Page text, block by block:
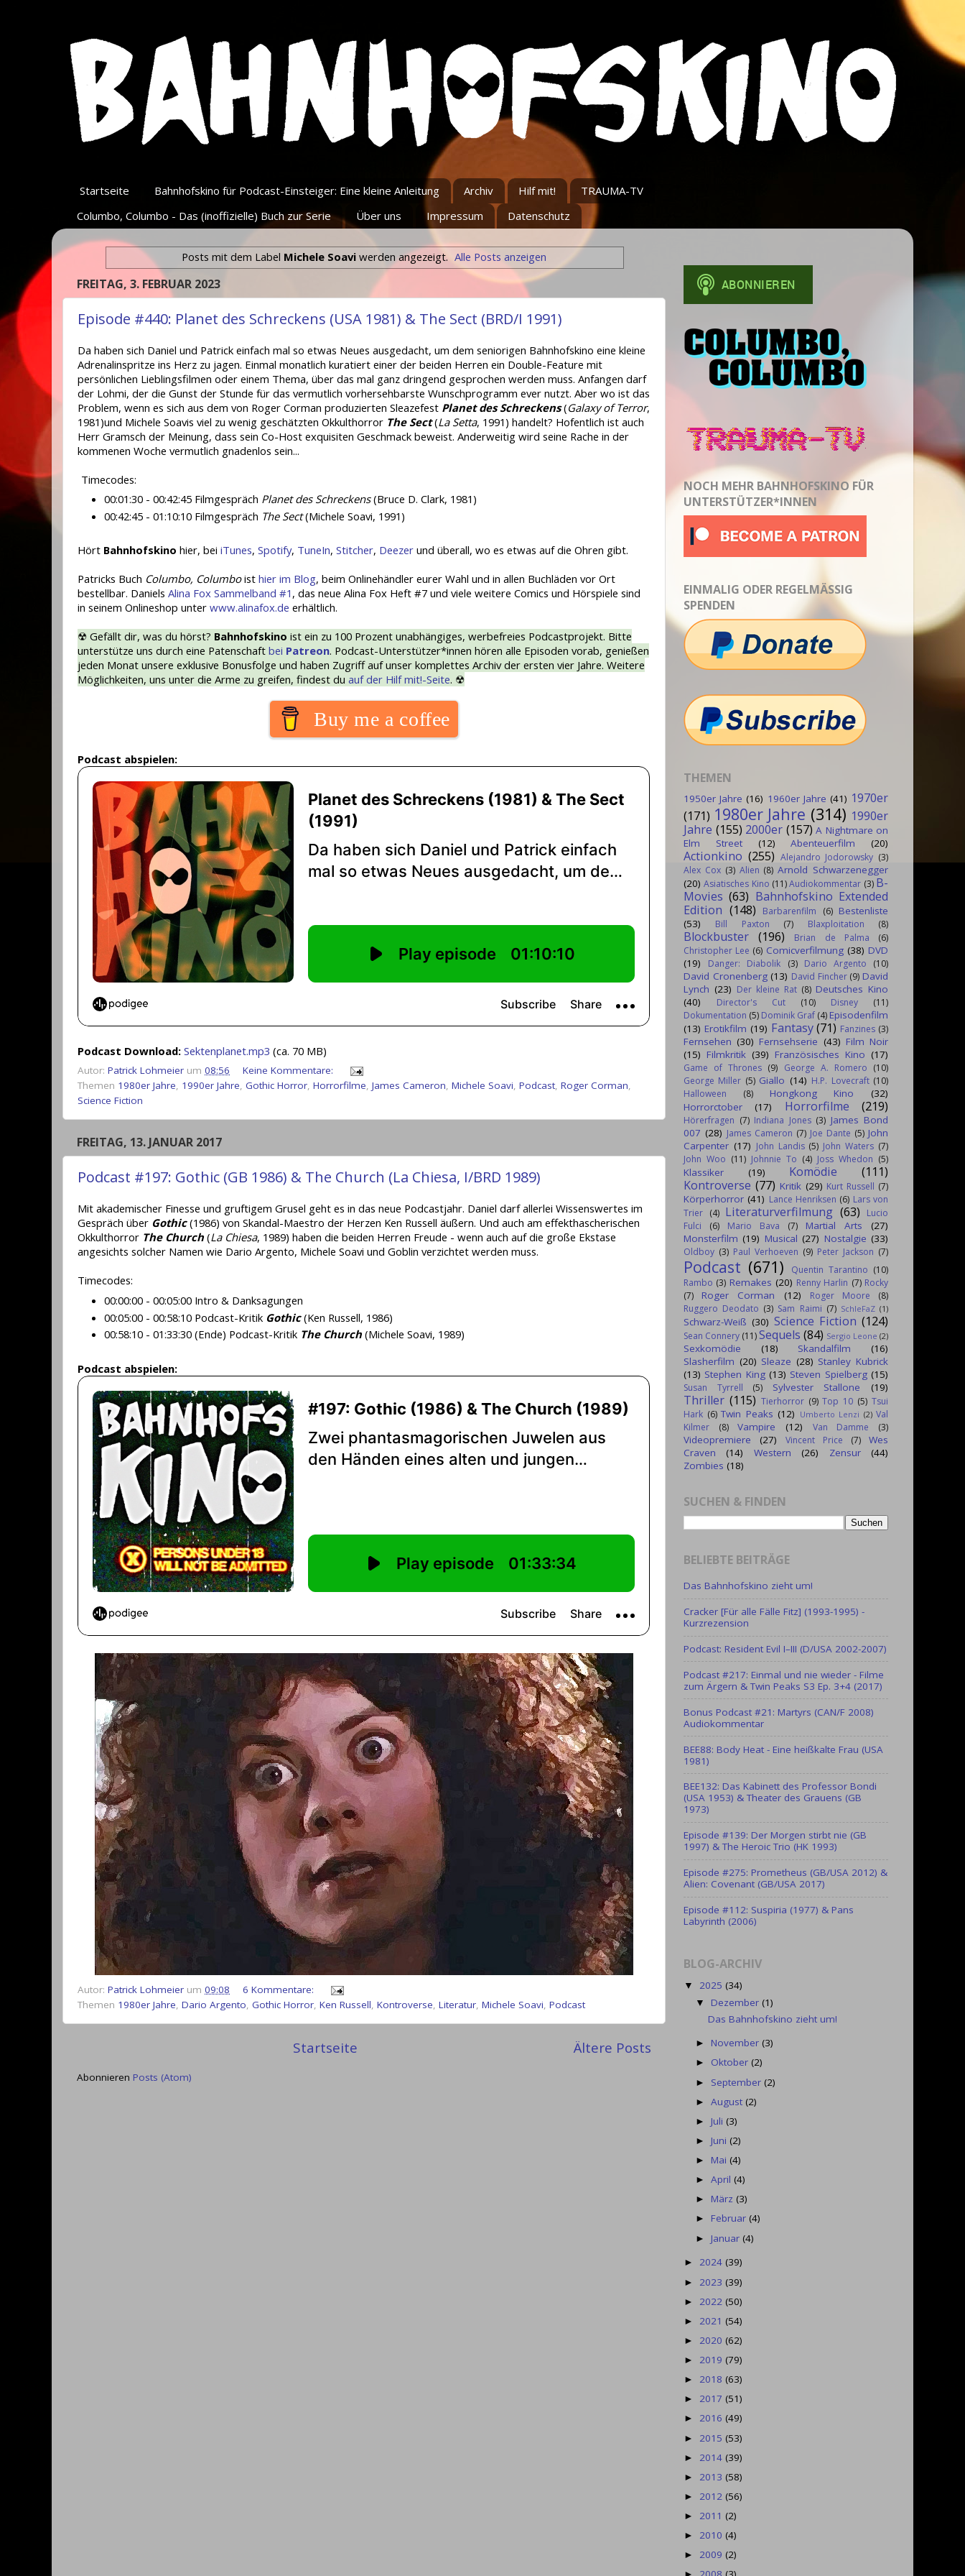
Startseite Bahnhofskino für Podcast-Einsteiger: Eine kleine Anleitung Archiv Hilf mit!
TRAUMA-TV
Columbo, Columbo - Das (inoffizielle) Buch zur Serie
Über uns Impressum Datenschutz
Posts mit dem Label Michele Soaviwerden angezeigt. Alle Posts anzeigen
FREITAG, 3. FEBRUAR 2023
Episode #440: Planet des Schreckens (USA 1981) & The Sect (BRD/I 1991)
Da haben sich Daniel und Patrick einfach mal so etwas Neues ausgedacht, um dem seniorigen Bahnhofskino eine kleine
Adrenalinspritze ins Herz zu jagen. Einmal monatlich kuratiert einer der beiden Herren ein Double-Feature mit
persönlichen Lieblingsfilmen oder einem Thema, über das mal ganz dringend gesprochen werden muss. Anfangen darf
der Lohmi, der die Gunst der Stunde für das vermutlich vorhersehbarste Wunschprogramm ever nutzt. Aber wo ist das
Problem, wenn es sich aus dem von Roger Corman produzierten Sleazefest Planet des Schreckens(Galaxy of Terror,
1981)und Michele Soavis viel zu wenig geschätzten Okkulthorror The Sect(La Setta, 1991) handelt? Hofentlich ist auch
Herr Gramsch der Meinung, dass sein Co-Host exquisiten Geschmack beweist. Anderweitig wird seine Rache in der
kommenen Woche vermutlich gnadenlos sein...
Timecodes:
00:01:30 - 00:42:45 Filmgespräch Planet des Schreckens(Bruce D. Clark, 1981)
00:42:45 - 01:10:10 Filmgespräch The Sect(Michele Soavi, 1991)
Hört Bahnhofskino hier, bei iTunes, Spotify, TuneIn, Stitcher, Deezer und überall, wo es etwas auf die Ohren gibt.
Patricks Buch Columbo, Columboist hier im Blog, beim Onlinehändler eurer Wahl und in allen Buchläden vor Ort
bestellbar. Daniels Alina Fox Sammelband #1 , das neue Alina Fox Heft #7 und viele weitere Comics und Hörspiele sind
in seinem Onlineshop unter www.alinafox.de erhältlich.
☢ Gefällt dir, was du hörst? Bahnhofskino ist ein zu 100 Prozent unabhängiges, werbefreies Podcastprojekt. Bitte
unterstütze uns durch eine Patenschaft bei Patreon. Podcast-Unterstützer*innen hören alle Episoden vorab, genießen
jeden Monat unsere exklusive Bonusfolge und haben Zugriff auf unser komplettes Archiv der ersten vier Jahre. Weitere
Möglichkeiten, uns unter die Arme zu greifen, findest du auf der Hilf mit!-Seite. ☢
Buy me a coffee
Podcast abspielen:
Podcast Download: Sektenplanet.mp3 (ca. 70 MB)
Autor: Patrick Lohmeier um 08:56
Keine Kommentare:
Themen 1980er Jahre, 1990er Jahre, Gothic Horror, Horrorfilme, James Cameron, Michele Soavi, Podcast, Roger Corman,
Science Fiction
FREITAG, 13. JANUAR 2017
Podcast #197: Gothic (GB 1986) & The Church (La Chiesa, I/BRD 1989)
Mit akademischer Finesse und gruftigem Grusel geht es in das neue Podcastjahr. Daniel darf allerlei Wissenswertes im
Gespräch über Gothic(1986) von Skandal-Maestro der Herzen Ken Russell äußern. Und auch am effekthascherischen
Okkulthorror The Church (La Chiesa, 1989) haben die beiden Herren Freude - wenn auch auf die große Ekstase
angesichts solcher Namen wie Dario Argento, Michele Soavi und Goblin verzichtet werden muss.
Timecodes:
00:00:00 - 00:05:00 Intro & Danksagungen
00:05:00 - 00:58:10 Podcast-Kritik Gothic(Ken Russell, 1986)
00:58:10 - 01:33:30 (Ende) Podcast-Kritik The Church (Michele Soavi, 1989)
Podcast abspielen:
Autor: Patrick Lohmeier um 09:08
6 Kommentare:
Themen 1980er Jahre, Dario Argento, Gothic Horror, Ken Russell, Kontroverse, Literatur, Michele Soavi, Podcast
Ältere Posts
Startseite
Abonnieren Posts (Atom)
NOCH MEHR BAHNHOFSKINO FÜR
UNTERSTÜTZER*INNEN
EINMALIG ODER REGELMÄSSIG S
PENDEN
THEMEN
1950er Jahre (16) 1960er Jahre (41) 1970er
(171) 1980er Jahre (314) 1990er
Jahre (155) 2000er (157) A Nightmare on
Elm Street
(12) Abenteuerfilm (20)
Actionkino (255) Alejandro Jodorowsky (3)
Alex Cox (3) Alien (8) Arnold Schwarzenegger
(20) Asiatisches Kino (11)Audiokommentar (3) B-
Movies (63) Bahnhofskino Extended
Edition (148) Barbarenfilm (6) Bestenliste
(53)
Bill Paxton (7) Blaxploitation (8)
Blockbuster (196) Brian de Palma
(6)
Christopher Lee (6) Comicverfilmung (38) DVD
(19)
Danger: Diabolik (3) Dario Argento (10)
David Cronenberg (13) David Fincher (9) David
Lynch (23) Der kleine Rat (8) Deutsches Kino
(40)
Director's Cut (10) Disney
(11)
Dokumentation (5) Dominik Graf (4) Episodenfilm
(13) Erotikfilm (19) Fantasy (71) Fanzines (3)
Fernsehen (30) Fernsehserie (43) Film Noir
(15) Filmkritik (39) Französisches Kino (17)
Game of Thrones (9) George A. Romero (10)
George Miller (5) Giallo (14) H.P. Lovecraft (10)
Halloween
(8) Hongkong Kino
(32)
Horrorctober
(17) Horrorfilme (219)
Hörerfragen (7) Indiana Jones (3) James Bond
007 (28) James Cameron (7) Joe Dante (5) John
Carpenter (17) John Landis (5) John Waters (7)
John Woo (11) Johnnie To (4) Joss Whedon (5)
Klassiker (19) Komödie
(111)
Kontroverse (77) Kritik (29) Kurt Russell (7)
Körperhorror (41) Lance Henriksen (6) Lars von
Trier (4) Literaturverfilmung (63)
Lucio
Fulci
(6) Mario Bava (7) Martial Arts
(27)
Monsterfilm (19) Musical (27) Nostalgie (33)
Oldboy (3) Paul Verhoeven (9) Peter Jackson (7)
Podcast (671) Quentin Tarantino (10)
Rambo (3) Remakes (20) Renny Harlin (7) Rocky
(7)
Roger Corman (12) Roger Moore
(8)
Ruggero Deodato (3) Sam Raimi (7) SchleFaZ (1)
Schwarz-Weiß (30) Science Fiction (124)
Sean Connery (11)Sequels (84) Sergio Leone (2)
Sexkomödie (18) Skandalfilm
(16)
Slasherfilm (20) Sleaze (28) Stanley Kubrick
(13) Stephen King (13) Steven Spielberg (15)
Susan Tyrrell (5) Sylvester Stallone (19)
Thriller (115) Tierhorror (9) Top 10 (5) Tsui
Hark (6) Twin Peaks (12) Umberto Lenzi (2) Val
Kilmer
(8) Vampire (12) Van Damme (3)
Videopremiere (27) Vincent Price (7)
Wes
Craven
(14) Western (26) Zensur
(44)
Zombies (18)
SUCHEN & FINDEN
BELIEBTE BEITRÄGE
Das Bahnhofskino zieht um!
Cracker [Für alle Fälle Fitz] (1993-1995) -
Kurzrezension
Podcast: Resident Evil I–III (D/USA 2002-2007)
Podcast #217: Einmal und nie wieder - Filme
zum Ärgern & Twin Peaks S3 Ep. 3+4 (2017)
Bonus Podcast #21: Martyrs (CAN/F 2008)
Audiokommentar
BEE88: Body Heat - Eine heißkalte Frau (USA
1981)
BEE132: Das Kabinett des Professor Bondi
(USA 1953) & Theater des Grauens (GB
1973)
Episode #139: Der Morgen stirbt nie (GB
1997) & The Heroic Trio (HK 1993)
Episode #275: Prometheus (GB/USA 2012) &
Alien: Covenant (GB/USA 2017)
Episode #112: Suspiria (1977) & Pans
Labyrinth (2006)
BLOG-ARCHIV
▼ 2025 (34)
▼ Dezember(1)
Das Bahnhofskino zieht um!
► November(3)
► Oktober(2)
► September(2)
►August(2)
► Juli(3)
► Juni(2)
► Mai(4)
►April(4)
► März(3)
► Februar(4)
► Januar(4)
► 2024 (39)
► 2023 (39)
► 2022 (50)
► 2021 (54)
► 2020 (62)
► 2019 (79)
► 2018 (63)
► 2017 (51)
► 2016 (49)
► 2015 (53)
► 2014 (39)
► 2013 (58)
► 2012 (56)
► 2011 (2)
► 2010 (4)
► 2009 (2)